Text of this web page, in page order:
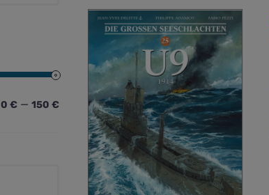
0 €— 150 €